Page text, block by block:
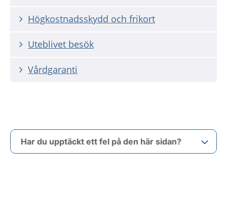
Högkostnadsskydd och frikort
Uteblivet besök
Vårdgaranti
Har du upptäckt ett fel på den här sidan?